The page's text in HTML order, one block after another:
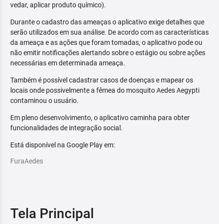
vedar, aplicar produto químico).
Durante o cadastro das ameaças o aplicativo exige detalhes que
serão utilizados em sua análise. De acordo com as características
da ameaça e as ações que foram tomadas, o aplicativo pode ou
não emitir notificações alertando sobre o estágio ou sobre ações
necessárias em determinada ameaça.
Também é possível cadastrar casos de doenças e mapear os
locais onde possivelmente a fêmea do mosquito Aedes Aegypti
contaminou o usuário.
Em pleno desenvolvimento, o aplicativo caminha para obter
funcionalidades de integração social.
Está disponível na Google Play em:
FuraAedes
Tela Principal